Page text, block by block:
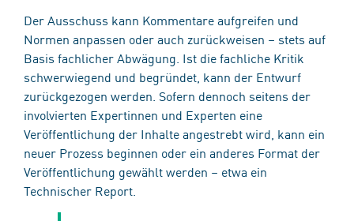
Der Ausschuss kann Kommentare aufgreifen und
Normen anpassen oder auch zurückweisen – stets auf
Basis fachlicher Abwägung. Ist die fachliche Kritik
schwerwiegend und begründet, kann der Entwurf
zurückgezogen werden. Sofern dennoch seitens der
involvierten Expertinnen und Experten eine
Veröffentlichung der Inhalte angestrebt wird, kann ein
neuer Prozess beginnen oder ein anderes Format der
Veröffentlichung gewählt werden – etwa ein
Technischer Report.